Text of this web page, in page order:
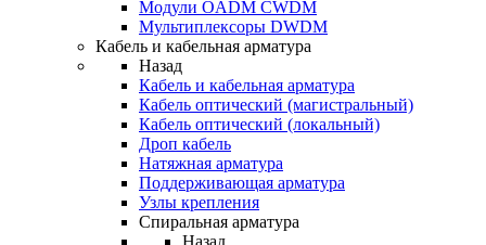
Модули OADM CWDM
Мультиплексоры DWDM
Кабель и кабельная арматура
Назад
Кабель и кабельная арматура
Кабель оптический (магистральный)
Кабель оптический (локальный)
Дроп кабель
Натяжная арматура
Поддерживающая арматура
Узлы крепления
Спиральная арматура
Назад